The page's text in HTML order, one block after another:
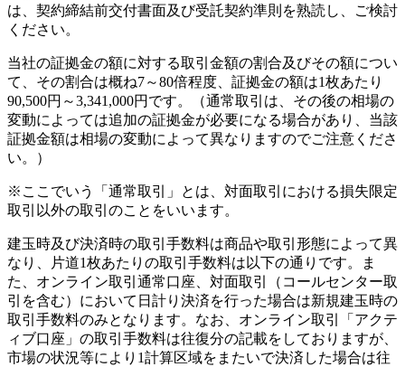
は、契約締結前交付書面及び受託契約準則を熟読し、ご検討
ください。
当社の証拠金の額に対する取引金額の割合及びその額につい
て、その割合は概ね7～80倍程度、証拠金の額は1枚あたり
90,500円～3,341,000円です。（通常取引は、その後の相場の
変動によっては追加の証拠金が必要になる場合があり、当該
証拠金額は相場の変動によって異なりますのでご注意くださ
い。）
※ここでいう「通常取引」とは、対面取引における損失限定
取引以外の取引のことをいいます。
建玉時及び決済時の取引手数料は商品や取引形態によって異
なり、片道1枚あたりの取引手数料は以下の通りです。ま
た、オンライン取引通常口座、対面取引（コールセンター取
引を含む）において日計り決済を行った場合は新規建玉時の
取引手数料のみとなります。なお、オンライン取引「アクテ
ィブ口座」の取引手数料は往復分の記載をしておりますが、
市場の状況等により1計算区域をまたいで決済した場合は往